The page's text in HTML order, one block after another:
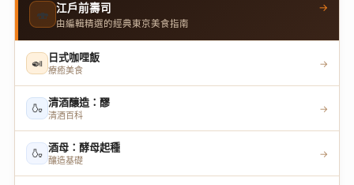
🍣 江戶前壽司
由編輯精選的經典東京美食指南
→
🍛 日式咖哩飯
療癒美食
→
🍶 清酒釀造：醪
清酒百科
→
🍶 酒母：酵母起種
釀造基礎
→